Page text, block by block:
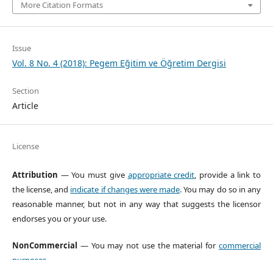
More Citation Formats
Issue
Vol. 8 No. 4 (2018): Pegem Eğitim ve Öğretim Dergisi
Section
Article
License
Attribution — You must give appropriate credit, provide a link to
the license, and indicate if changes were made. You may do so in any
reasonable manner, but not in any way that suggests the licensor
endorses you or your use.
NonCommercial — You may not use the material forcommercial